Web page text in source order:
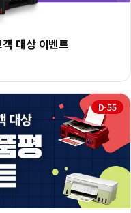
대상 이벤트
D-55